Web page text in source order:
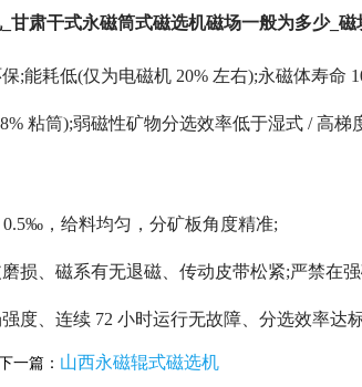
甘肃干式永磁筒式磁选机磁场一般为多少_
;能耗低(仅为电磁机 20% 左右);永磁体寿命
粘筒);弱磁性矿物分选效率低于湿式 / 高
，给料均匀，分矿板角度精准;
损、磁系有无退磁、传动皮带松紧;严禁在
度、连续 72 小时运行无故障、分选效率达标
一篇： 山西永磁辊式磁选机